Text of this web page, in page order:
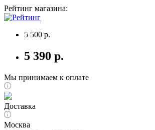
Рейтинг магазина:
5 500 р.
5 390 р.
Мы принимаем к оплате
Доставка
Москва